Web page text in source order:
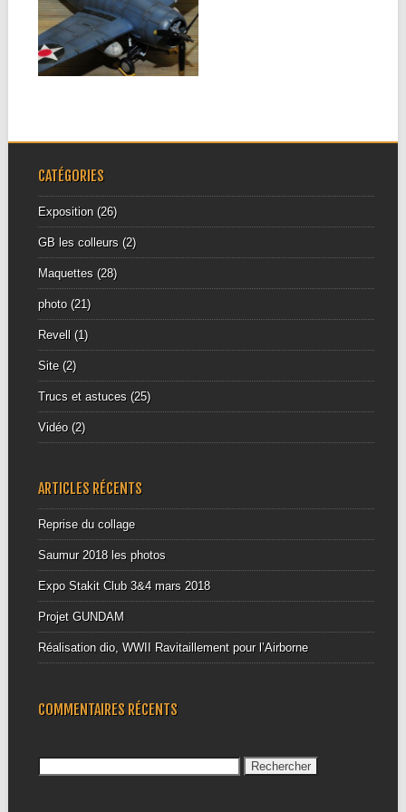
le 8 mai 2014 à la...
CATÉGORIES
Exposition(26)
GB les colleurs(2)
Maquettes(28)
photo(21)
Revell(1)
Site(2)
Trucs et astuces(25)
Vidéo(2)
ARTICLES RÉCENTS
Reprise du collage
Saumur 2018 les photos
Expo Stakit Club 3&4 mars 2018
Projet GUNDAM
Réalisation dio, WWII Ravitaillement pour l’Airborne
COMMENTAIRES RÉCENTS